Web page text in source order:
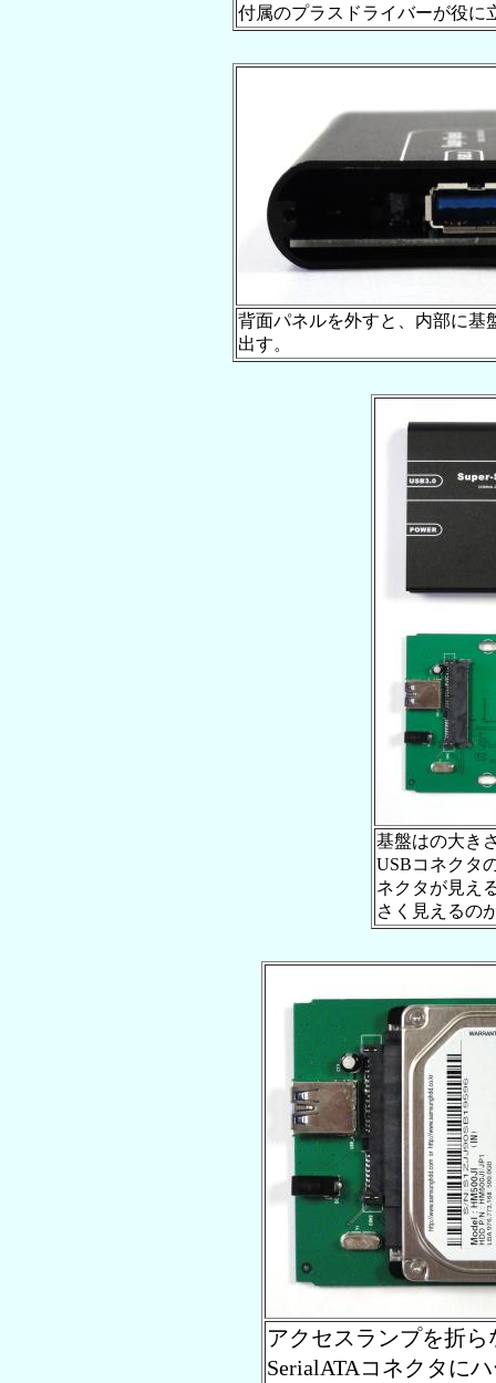
付属のプラスドライバーが役に
背面パネルを外すと、内部に基
出す。
基盤はの大き
USBコネクタ
ネクタが見え
さく見えるの
アクセスランプを折
SerialATAコネクタに